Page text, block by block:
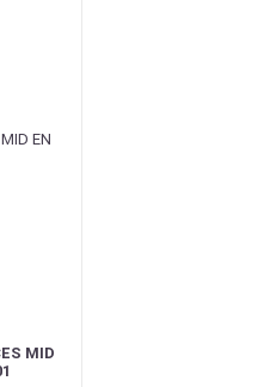
MID